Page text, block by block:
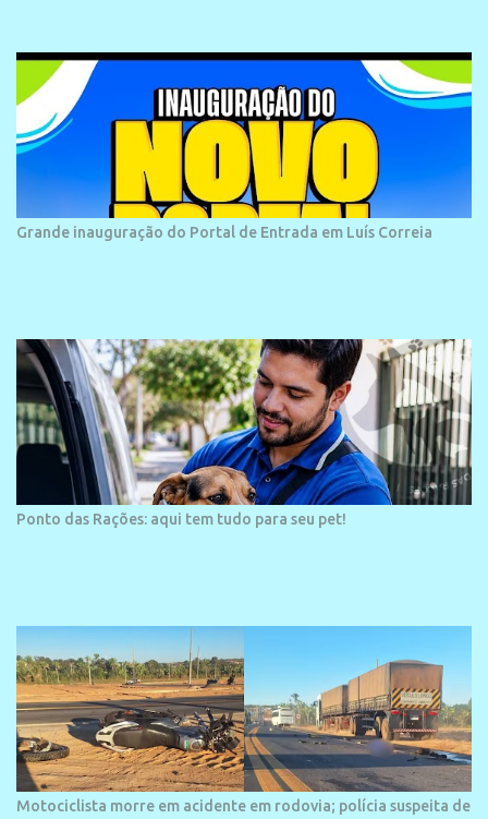
devido ao extensivo molhe de pedras que não chegam a 2 metros
de altura, não apresentando dunas em seu espaço geográfico. Não
se sabe ao certo porque a praia leva esse nome, e muitas das suas
historias foram esquecidas ao longo do tempo. A praia é
frequentada por moradores e turistas, em geral veranistas
piauienses e, em menor número, pessoas de estados vizinhos. O
bairro onde se localiza a praia é palco de amplos investimentos e
Grande inauguração do Portal de Entrada em Luís Correia
Ponto das Rações: aqui tem tudo para seu pet!
Motociclista morre em acidente em rodovia; polícia suspeita de